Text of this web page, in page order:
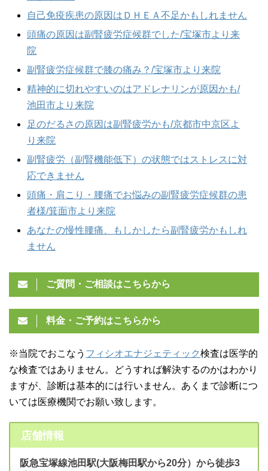
自己免疫疾患の原因はＤＨＥＡ不足かもしれません
頭痛の原因は副腎疲労症候群でした/宝塚市より来
院
副腎疲労症候群で膝の痛み？/宝塚市より来院
精神的に切れやすいのはアドレナリンが原因かも/
池田市より来院
足のだるさの原因は副腎疲労かも/京都市中京区よ
り来院
副腎疲労（副腎機能低下）の状態ではストレスに対
応できません
頭痛・肩こり・腰痛でお悩みの副腎疲労症候群の患
者様/箕面市より来院
あなたの慢性腰痛、もしかしたら副腎疲労かもしれ
ません
ご質問・ご相談はこちらから
料金・ご予約はこちらから
※当院でおこなう フィシオエナジェティック検査は医学的
な検査ではありません。どうすれば解決するのかはわかり
ますが、診断は基本的には行いません。あくまで診断につ
いては医療機関でお願い致します。
店舗情報
阪急宝塚線池田駅(大阪梅田駅から20分）から徒歩3